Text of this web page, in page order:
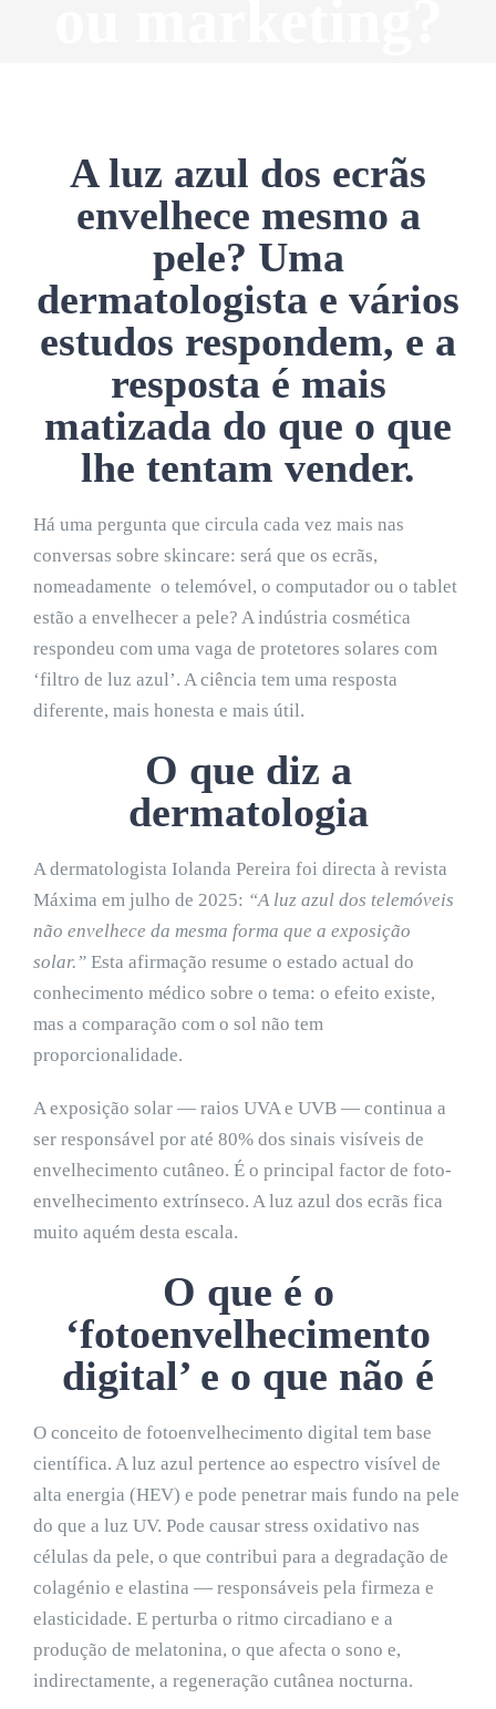
A luz azul dos ecrãs
envelhece mesmo a
pele? Uma
dermatologista e vários
estudos respondem, e a
resposta é mais
matizada do que o que
lhe tentam vender.
Há uma pergunta que circula cada vez mais nas
conversas sobre skincare: será que os ecrãs,
nomeadamente o telemóvel, o computador ou o tablet
estão a envelhecer a pele? A indústria cosmética
respondeu com uma vaga de protetores solares com
‘filtro de luz azul’. A ciência tem uma resposta
diferente, mais honesta e mais útil.
O que diz a
dermatologia
A dermatologista Iolanda Pereira foi directa à revista
Máxima em julho de 2025: “A luz azul dos telemóveis
não envelhece da mesma forma que a exposição
solar.” Esta afirmação resume o estado actual do
conhecimento médico sobre o tema: o efeito existe,
mas a comparação com o sol não tem
proporcionalidade.
A exposição solar — raios UVA e UVB — continua a
ser responsável por até 80% dos sinais visíveis de
envelhecimento cutâneo. É o principal factor de foto-
envelhecimento extrínseco. A luz azul dos ecrãs fica
muito aquém desta escala.
O que é o
‘fotoenvelhecimento
digital’ e o que não é
O conceito de fotoenvelhecimento digital tem base
científica. A luz azul pertence ao espectro visível de
alta energia (HEV) e pode penetrar mais fundo na pele
do que a luz UV. Pode causar stress oxidativo nas
células da pele, o que contribui para a degradação de
colagénio e elastina — responsáveis pela firmeza e
elasticidade. E perturba o ritmo circadiano e a
produção de melatonina, o que afecta o sono e,
indirectamente, a regeneração cutânea nocturna.